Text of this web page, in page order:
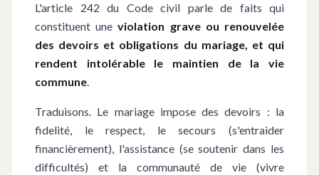
L'article 242 du Code civil parle de faits qui
constituent uneviolation grave ou renouvelée
des devoirs et obligations du mariage, et qui
rendent intolérable le maintien de la vie
commune.
Traduisons. Le mariage impose des devoirs : la
fidelité, le respect, le secours (s'entraider
financièrement), l'assistance (se soutenir dans les
difficultés) et la communauté de vie (vivre